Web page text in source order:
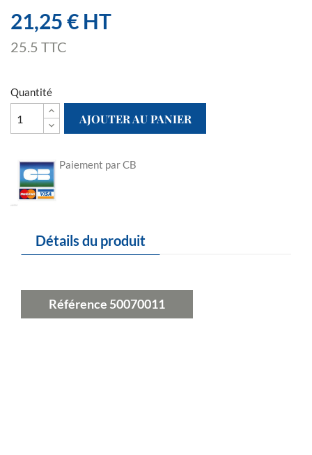
21,25 € HT
25.5 TTC
Quantité
AJOUTER AU PANIER
Paiement par CB
Détails du produit
Référence 50070011